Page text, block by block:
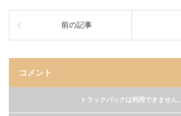
前の記事
コメント
トラックバックは利用できません。